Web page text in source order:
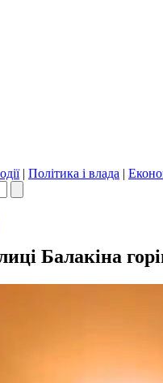
| Політика і влада |
Балакіна